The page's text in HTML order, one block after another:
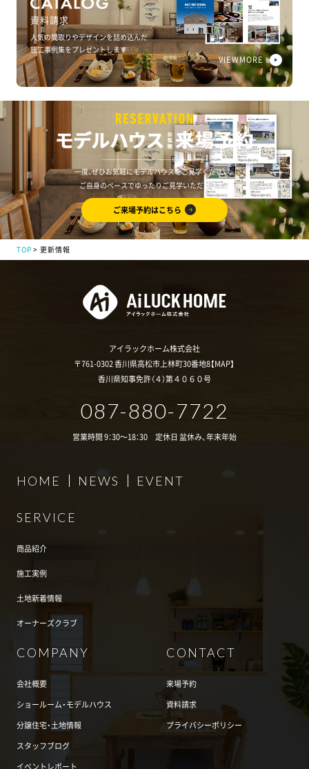
TOP 更新情報
資料請求
人気の間取りやデザインを詰め込んだ
施工事例集をプレゼントします
VIEWMORE
一度、ぜひお気軽にモデルハウスをご見学ください。
ご自身のペースでゆったりご見学いただけます。
ご来場予約はこちら
アイラックホーム株式会社
〒761-0302 香川県高松市上林町30番地8【MAP】
香川県知事免許（４）第４０６０号
087-880-7722
営業時間 9：30～18：30 定休日 盆休み、年末年始
HOME NEWS EVENT
SERVICE
商品紹介
施工実例
土地新着情報
オーナーズクラブ
COMPANY
会社概要
ショールーム・モデルハウス
分譲住宅・土地情報
スタッフブログ
CONTACT
来場予約
資料請求
プライバシーポリシー